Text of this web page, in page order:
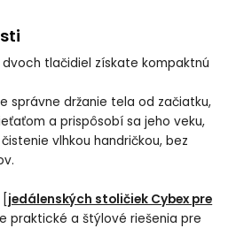
tlačidiel získate kompaktnú
správne držanie tela od začiatku,
a prispôsobí sa jeho veku,
vlhkou handričkou, bez
jedálenských stoličiek Cybex pre
praktické a štýlové riešenia pre